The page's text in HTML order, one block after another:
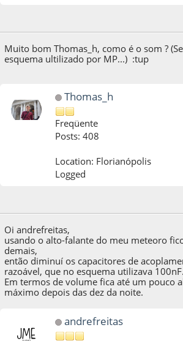
Muito bom Thomas_h, como é o som ?
esquema ultilizado por MP...) :tup
Thomas_h
Freqüente
Posts: 408
Location: Florianópolis
Logged
Oi andrefreitas,
usando o alto-falante do meu meteoro
demais,
então diminuí os capacitores de
razoável, que no esquema utilizava 100nF.
Em termos de volume fica até um pouco
máximo depois das dez da noite.
andrefreitas